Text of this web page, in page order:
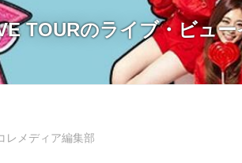
TOURのライブ・ビュ
レメディア編集部